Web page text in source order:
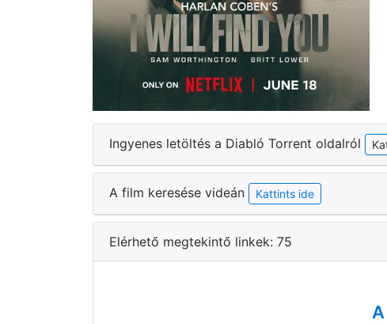
Ingyenes letöltés a Diabló Torrent oldalról
A film keresése videán Kattints ide
Elérhető megtekintő linkek: 75